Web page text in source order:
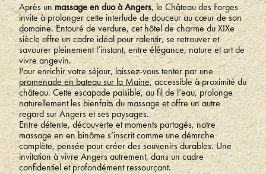
Après unmassage en duo à Angers, le Château des Forges
invite à prolonger cette interlude de douceur au cœur de son
domaine. Entouré de verdure, cet hôtel de charme du XIXe
siècle offre un cadre idéal pour ralentir, se retrouver et
savourer pleinement l’instant, entre élégance, nature et art de
vivre angevin.
Pour enrichir votre séjour, laissez-vous tenter par une
promenade en bateau sur la Maine, accessible à proximité du
château. Cette escapade paisible, au fil de l’eau, prolonge
naturellement les bienfaits du massage et offre un autre
regard sur Angers et ses paysages.
Entre détente, découverte et moments partagés, notre
massage en en binôme s’inscrit comme une démrche
complète, pensée pour créer des souvenirs durables. Une
invitation à vivre Angers autrement, dans un cadre
confidentiel et profondément ressourçant.